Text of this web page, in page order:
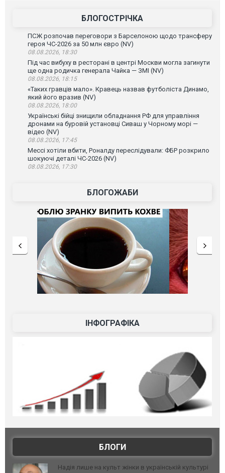
БЛОГОСТРІЧКА
ПСЖ розпочав переговори з Барселоною щодо трансферу
героя ЧС-2026 за 50 млн євро (NV)
08.08.2026, 18:30
Під час вибуху в ресторані в центрі Москви могла загинути
ще одна родичка генерала Чайка — ЗМІ (NV)
08.08.2026, 18:15
«Таких гравців мало». Кравець назвав футболіста Динамо,
який його вразив (NV)
08.08.2026, 18:00
Українські бійці знищили обладнання РФ для управління
дронами на буровій установці Сиваш у Чорному морі —
відео (NV)
08.08.2026, 17:45
Мессі хотіли вбити, Роналду переслідували: ФБР розкрило
шокуючі деталі ЧС-2026 (NV)
08.08.2026, 17:30
БЛОГОЖАБИ
ІНФОГРАФІКА
БЛОГИ
Надія лише на культ жінки в українській культурі